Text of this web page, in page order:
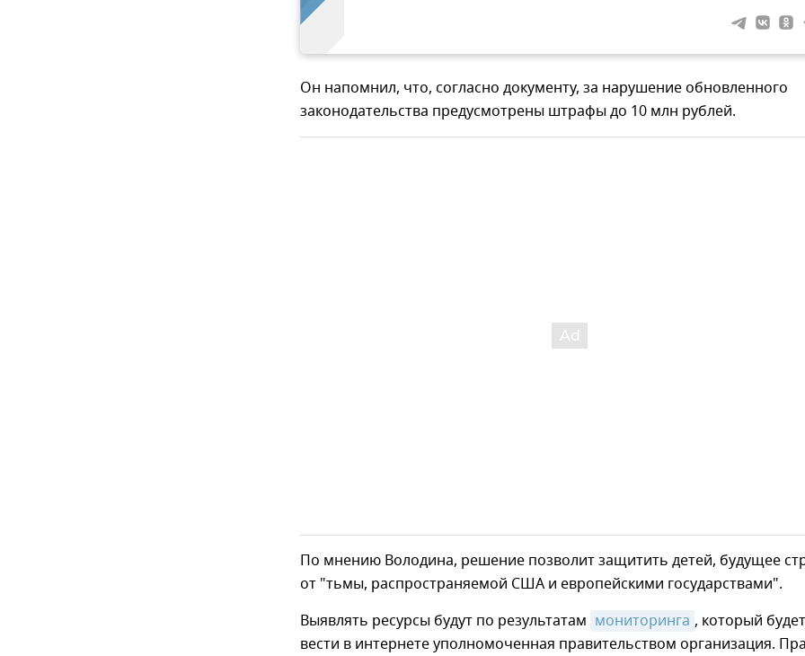
Он напомнил, что, согласно документу, за нарушение обновленного
законодательства предусмотрены штрафы до 10 млн рублей.
По мнению Володина, решение позволит защитить детей, будущее
от "тьмы, распространяемой США и европейскими государствами".
Выявлять ресурсы будут по результатам мониторинга , который будет
вести в интернете уполномоченная правительством организация.